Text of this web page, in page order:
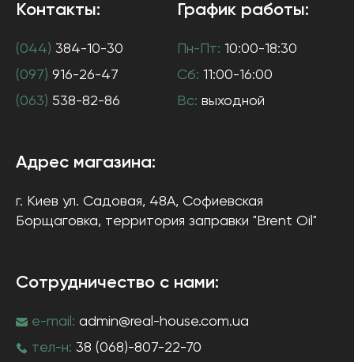
Контакты:
(044) 384-10-30
(097) 916-26-47
(063) 538-82-86
График работы:
Пн-Пт: 10:00-18:30
Сб: 11:00-16:00
Вс: выходной
Адрес магазина:
г. Киев ул. Садовая, 48А, Софиевская
Борщаговка, территория заправки "Brent Oil"
Сотрудничество с нами:
e-mail: admin@real-house.com.ua
тел-н: 38 (068)-807-22-70